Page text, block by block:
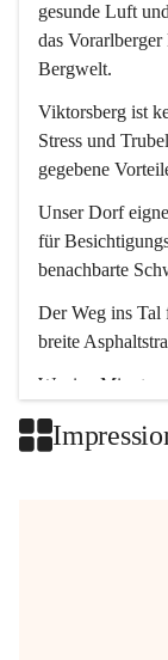
gesunde Luft
das
Bergwelt.
Viktorsberg ist
Stress und
gegebene
Unser Dorf
für
benachbarte
Der Weg ins Tal
breite
Wenige Minuten